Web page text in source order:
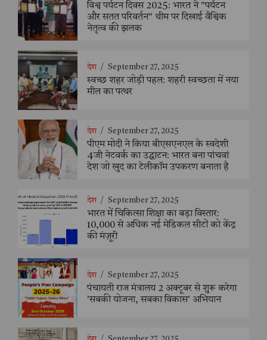
विश्व पर्यटन दिवस 2025: भारत ने "पर्यटन
और सतत परिवर्तन" थीम पर दिखाई वैश्विक
नेतृत्व की झलक
देश / September 27, 2025
स्वच्छ शहर जोड़ी पहल: शहरी स्वच्छता में नया
मील का पत्थर
देश / September 27, 2025
पीएम मोदी ने किया बीएसएनएल के स्वदेशी
4जी नेटवर्क का उद्घाटन: भारत बना पांचवां
देश जो खुद का टेलीकॉम उपकरण बनाता है
देश / September 27, 2025
भारत में चिकित्सा शिक्षा का बड़ा विस्तार:
10,000 से अधिक नई मेडिकल सीटों को केंद्र
की मंज़ूरी
देश / September 27, 2025
पंचायती राज मंत्रालय 2 अक्टूबर से शुरू करेगा
'सबकी योजना, सबका विकास' अभियान